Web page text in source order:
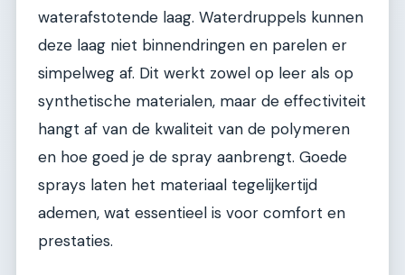
waterafstotende laag. Waterdruppels kunnen
deze laag niet binnendringen en parelen er
simpelweg af. Dit werkt zowel op leer als op
synthetische materialen, maar de effectiviteit
hangt af van de kwaliteit van de polymeren
en hoe goed je de spray aanbrengt. Goede
sprays laten het materiaal tegelijkertijd
ademen, wat essentieel is voor comfort en
prestaties.